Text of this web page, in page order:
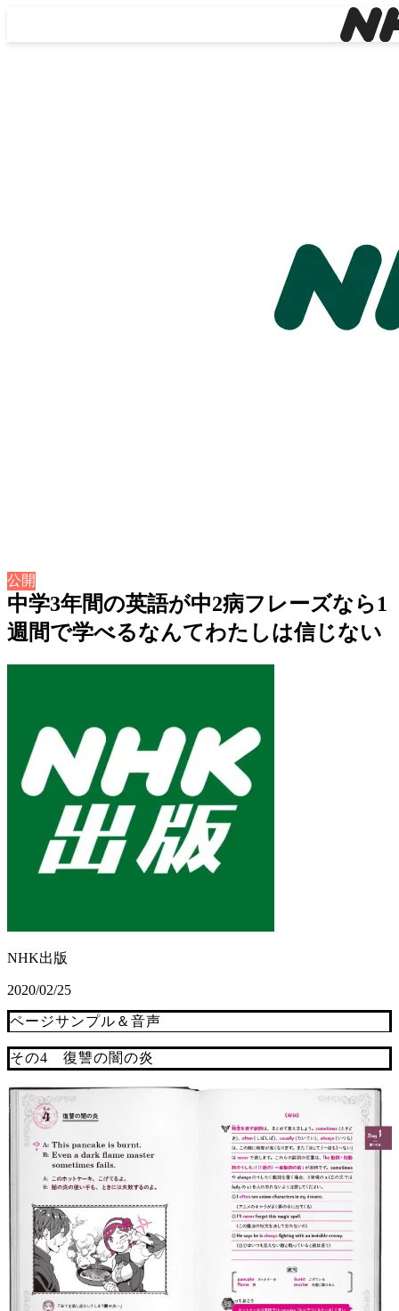
公開
中学3年間の英語が中2病フレーズなら1
週間で学べるなんてわたしは信じない
NHK出版
2020/02/25
ページサンプル＆音声
その4 復讐の闇の炎